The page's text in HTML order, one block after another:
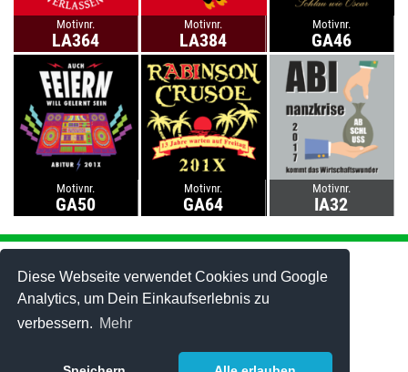
Diese Webseite verwendet Cookies und Google
Analytics, um Dein Einkaufserlebnis zu
verbessern. Mehr
Motivnr.
LA364
Motivnr.
LA384
Motivnr.
GA46
Motivnr.
GA50
Motivnr.
GA64
Motivnr.
IA32
Abi-Motto gestalten
Abi-Fahrt
Lehrer-Motive
Abi-Hoodies
Best-Price-Abishirts
Stuff & Bändchen